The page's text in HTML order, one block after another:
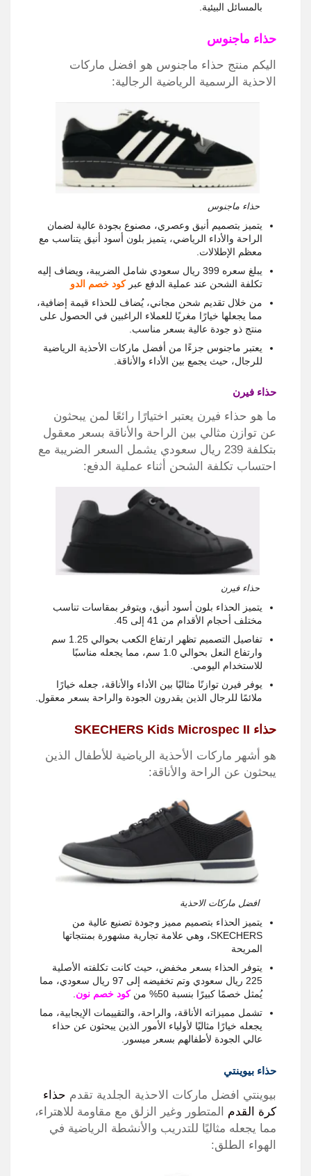
بالمسائل البيئية.
حذاء ماجنوس
اليكم منتج حذاء ماجنوس هو افضل ماركات
الاحذية الرسمية الرياضية الرجالية:
حذاء ماجنوس
يتميز بتصميم أنيق وعصري، مصنوع بجودة عالية لضمان
الراحة والأداء الرياضي، يتميز بلون أسود أنيق يتناسب مع
معظم الإطلالات.
يبلغ سعره 399 ريال سعودي شامل الضريبة، ويضاف إليه
تكلفة الشحن عند عملية الدفع عبركود خصم الدو
من خلال تقديم شحن مجاني، يُضاف للحذاء قيمة إضافية،
مما يجعلها خيارًا مغريًا للعملاء الراغبين في الحصول على
منتج ذو جودة عالية بسعر مناسب.
يعتبر ماجنوس جزءًا من أفضل ماركات الأحذية الرياضية
للرجال، حيث يجمع بين الأداء والأناقة.
حذاء فيرن
ما هو حذاء فيرن يعتبر اختيارًا رائعًا لمن يبحثون
عن توازن مثالي بين الراحة والأناقة بسعر معقول
بتكلفة 239 ريال سعودي يشمل السعر الضريبة مع
احتساب تكلفة الشحن أثناء عملية الدفع:
حذاء فيرن
يتميز الحذاء بلون أسود أنيق، ويتوفر بمقاسات تناسب
مختلف أحجام الأقدام من 41 إلى 45.
تفاصيل التصميم تظهر ارتفاع الكعب بحوالي 1.25 سم
وارتفاع النعل بحوالي 1.0 سم، مما يجعله مناسبًا
للاستخدام اليومي.
يوفر فيرن توازنًا مثاليًا بين الأداء والأناقة، جعله خيارًا
ملائمًا للرجال الذين يقدرون الجودة والراحة بسعر معقول.
حذاء SKECHERS Kids Microspec II
هو أشهر ماركات الأحذية الرياضية للأطفال الذين
يبحثون عن الراحة والأناقة:
افضل ماركات الاحذية
يتميز الحذاء بتصميم مميز وجودة تصنيع عالية من
SKECHERS، وهي علامة تجارية مشهورة بمنتجاتها
المريحة
يتوفر الحذاء بسعر مخفض، حيث كانت تكلفته الأصلية
225 ريال سعودي وتم تخفيضه إلى 97 ريال سعودي، مما
يُمثل خصمًا كبيرًا بنسبة 50% من
كود خصم نون.
تشمل مميزاته الأناقة، والراحة، والتقييمات الإيجابية، مما
يجعله خيارًا مثاليًا لأولياء الأمور الذين يبحثون عن حذاء
عالي الجودة لأطفالهم بسعر ميسور.
حذاء بيوينتي
بيوينتي افضل ماركات الاحذية الجلدية تقدم حذاء
كرة القدم المتطور وغير الزلق مع مقاومة للاهتراء،
مما يجعله مثاليًا للتدريب والأنشطة الرياضية في
الهواء الطلق: